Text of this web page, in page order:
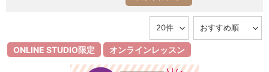
ONLINE STUDIO限定 オンラインレッスン